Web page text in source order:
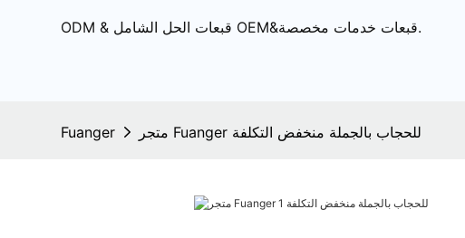
ODM & قبعات الحل الشامل OEM&قبعات خدمات مخصصة.
Fuanger متجر Fuanger للحجاب بالجملة منخفض التكلفة